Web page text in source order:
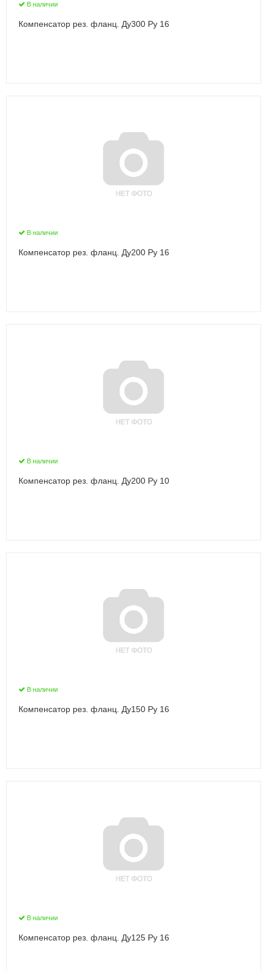
В наличии
Компенсатор рез. фланц. Ду300 Ру 16
В наличии
Компенсатор рез. фланц. Ду200 Ру 16
В наличии
Компенсатор рез. фланц. Ду200 Ру 10
В наличии
Компенсатор рез. фланц. Ду150 Ру 16
В наличии
Компенсатор рез. фланц. Ду125 Ру 16